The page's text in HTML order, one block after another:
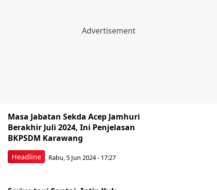
Headline
Masa Jabatan Sekda Acep Jamhuri
Berakhir Juli 2024, Ini Penjelasan
BKPSDM Karawang
Rabu, 5 Jun 2024 - 17:27